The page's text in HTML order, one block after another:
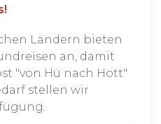
Ländern bieten
an, damit
"von Hü nach Hott"
stellen wir